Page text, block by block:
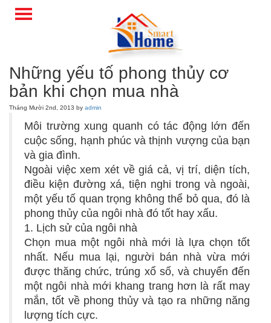
Những yếu tố phong thủy cơ
bản khi chọn mua nhà
Tháng Mười 2nd, 2013 by admin
Môi trường xung quanh có tác động lớn đến
cuộc sống, hạnh phúc và thịnh vượng của bạn
và gia đình.
Ngoài việc xem xét về giá cả, vị trí, diện tích,
điều kiện đường xá, tiện nghi trong và ngoài,
một yếu tố quan trọng không thể bỏ qua, đó là
phong thủy của ngôi nhà đó tốt hay xấu.
1. Lịch sử của ngôi nhà
Chọn mua một ngôi nhà mới là lựa chọn tốt
nhất. Nếu mua lại, người bán nhà vừa mới
được thăng chức, trúng xổ số, và chuyển đến
một ngôi nhà mới khang trang hơn là rất may
mắn, tốt về phong thủy và tạo ra những năng
lượng tích cực.